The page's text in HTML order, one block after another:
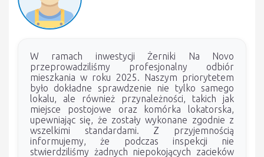
W ramach inwestycji Żerniki Na Novo
przeprowadziliśmy profesjonalny odbiór
mieszkania w roku 2025. Naszym priorytetem
było dokładne sprawdzenie nie tylko samego
lokalu, ale również przynależności, takich jak
miejsce postojowe oraz komórka lokatorska,
upewniając się, że zostały wykonane zgodnie z
wszelkimi standardami. Z przyjemnością
informujemy, że podczas inspekcji nie
stwierdziliśmy żadnych niepokojących zacieków